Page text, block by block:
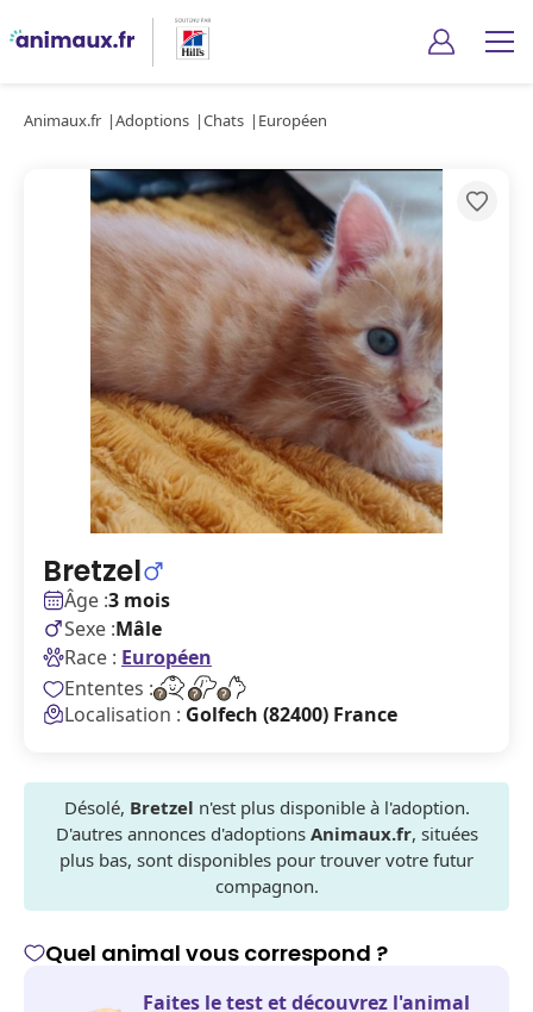
Animaux.fr Adoptions Chats Européen
Bretzel
Âge :3 mois
Sexe :Mâle
Race : Européen
Ententes :
Localisation : Golfech (82400) France
Désolé, Bretzel n'est plus disponible à l'adoption.
D'autres annonces d'adoptions Animaux.fr, situées
plus bas, sont disponibles pour trouver votre futur
compagnon.
Quel animal vous correspond ?
Faites le test et découvrez l'animal